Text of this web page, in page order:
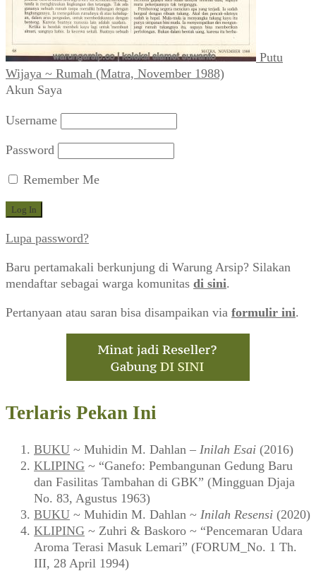
Putu
Wijaya ~ Rumah (Matra, November 1988)
Akun Saya
Username
Password
Remember Me
Lupa password?
Baru pertamakali berkunjung di Warung Arsip? Silakan
mendaftar sebagai warga komunitas di sini.
Pertanyaan atau saran bisa disampaikan via formulir ini.
Terlaris Pekan Ini
BUKU ~ Muhidin M. Dahlan – Inilah Esai (2016)
KLIPING ~ “Ganefo: Pembangunan Gedung Baru
dan Fasilitas Tambahan di GBK” (Mingguan Djaja
No. 83, Agustus 1963)
BUKU ~ Muhidin M. Dahlan ~ Inilah Resensi (2020)
KLIPING ~ Zuhri & Baskoro ~ “Pencemaran Udara
Aroma Terasi Masuk Lemari” (FORUM_No. 1 Th.
III, 28 April 1994)